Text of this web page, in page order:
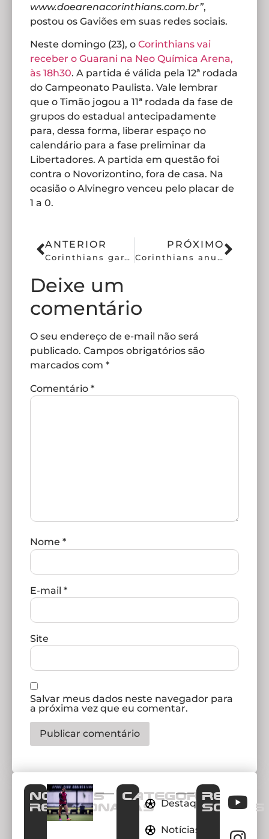
www.doearenacorinthians.com.br”,
postou os Gaviões em suas redes sociais.
Neste domingo (23), o Corinthians vai
receber o Guarani na Neo Química Arena,
às 18h30. A partida é válida pela 12ª rodada
do Campeonato Paulista. Vale lembrar
que o Timão jogou a 11ª rodada da fase de
grupos do estadual antecipadamente
para, dessa forma, liberar espaço no
calendário para a fase preliminar da
Libertadores. A partida em questão foi
contra o Novorizontino, fora de casa. Na
ocasião o Alvinegro venceu pelo placar de
1 a 0.
ANTERIOR
Corinthians garante premiação por classificação no Paulistão
PRÓXIMO
Corinthians anuncia contratação de Thais Ferreira
Deixe um
comentário
O seu endereço de e-mail não será
publicado. Campos obrigatórios são
marcados com *
Comentário *
Nome *
E-mail *
Site
Salvar meus dados neste navegador para
a próxima vez que eu comentar.
Notícias
Relacionadas
CATEGORIAS
Destaques
Notícias
REDES
SOCIAIS